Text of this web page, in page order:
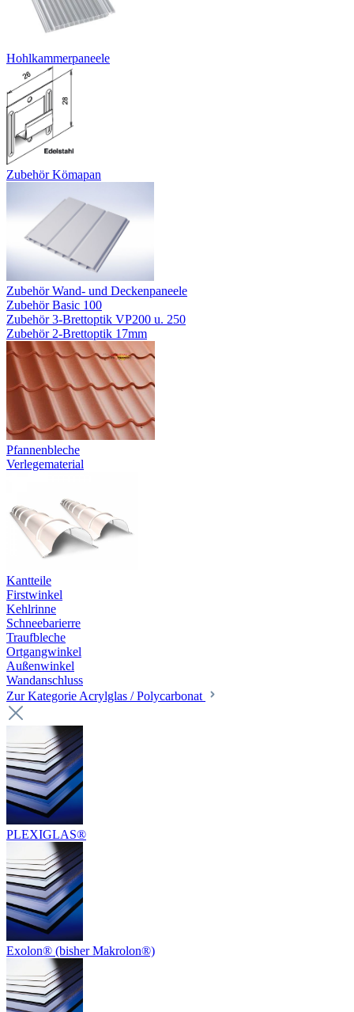
Hohlkammerpaneele
Zubehör Kömapan
Zubehör Wand- und Deckenpaneele
Zubehör Basic 100
Zubehör 3-Brettoptik VP200 u. 250
Zubehör 2-Brettoptik 17mm
Pfannenbleche
Verlegematerial
Kantteile
Firstwinkel
Kehlrinne
Schneebarierre
Traufbleche
Ortgangwinkel
Außenwinkel
Wandanschluss
Zur Kategorie Acrylglas / Polycarbonat
PLEXIGLAS®
Exolon® (bisher Makrolon®)